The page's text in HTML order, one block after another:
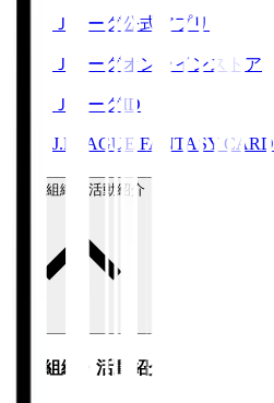
Ｊリーグ公式アプリ
Ｊリーグオンラインストア
ＪリーグID
J.LEAGUE FANTASY CARD
運営組織・活動紹介
運営組織・活動紹介